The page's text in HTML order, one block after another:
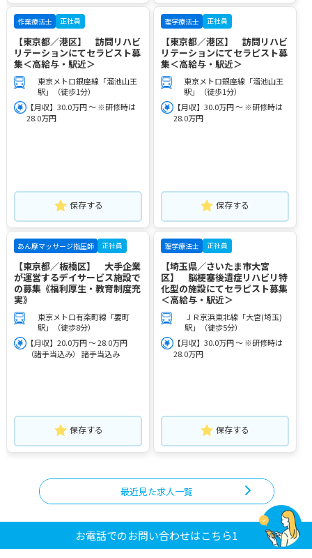
作業療法士 正社員
【東京都／港区】 訪問リハビ
リテーションにてセラピスト募
集＜高給与・駅近＞
東京メトロ銀座線「溜池山王
駅」（徒歩1分）
【月収】30.0万円 ～ ※研修時は
28.0万円
保存する
理学療法士 正社員
【東京都／港区】 訪問リハビ
リテーションにてセラピスト募
集＜高給与・駅近＞
東京メトロ銀座線「溜池山王
駅」（徒歩1分）
【月収】30.0万円 ～ ※研修時は
28.0万円
保存する
あん摩マッサージ指圧師 正社員
【東京都／板橋区】 大手企業
が運営するデイサービス施設で
の募集《福利厚生・教育制度充
実》
東京メトロ有楽町線「要町
駅」（徒歩8分）
【月収】20.0万円 ～ 28.0万円
（諸手当込み） 諸手当込み
保存する
理学療法士 正社員
【埼玉県／さいたま市大宮
区】 脳梗塞後遺症リハビリ特
化型の施設にてセラピスト募集
＜高給与・駅近＞
ＪＲ京浜東北線「大宮(埼玉)
駅」（徒歩5分）
【月収】30.0万円 ～ ※研修時は
28.0万円
保存する
最近見た求人一覧
お電話でのお問い合わせはこちら1